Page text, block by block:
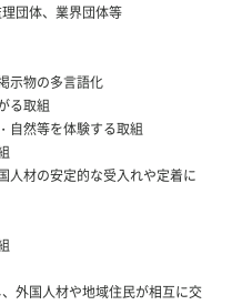
団体、業界団体等
示物の多言語化
る取組
自然等を体験する取組
人材の安定的な受入れや定着に
国人材や地域住民が相互に交